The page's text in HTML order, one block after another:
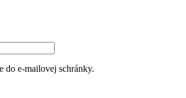
do e-mailovej schránky.